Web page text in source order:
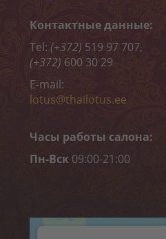
Обертывания
Депиляция
ОНЛАЙН-ЗАПИСЬ
«MELON CARE» (-40%)
Контактные данные:
Tel: (+372) 519 97 707,
(+372) 600 30 29
E-mail:
lotus@thailotus.ee
Часы работы салона:
Пн-Вск 09:00-21:00